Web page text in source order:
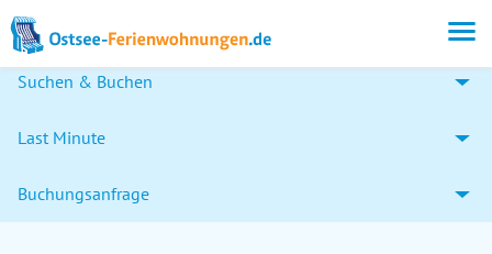
Suchen & Buchen
Last Minute
Buchungsanfrage